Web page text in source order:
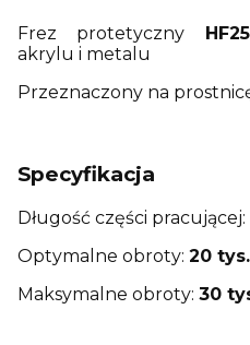
Frez protetyczny
akrylu i metalu
Przeznaczony na
Specyfikacja
Długość części pracującej:
Optymalne obroty: 20 tys.
Maksymalne obroty: 30